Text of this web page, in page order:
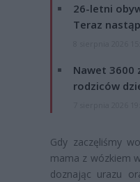
26-letni
Teraz
Nawet 3600
rodziców
Gdy zaczęliśmy
mama z wózkiem
doznając urazu